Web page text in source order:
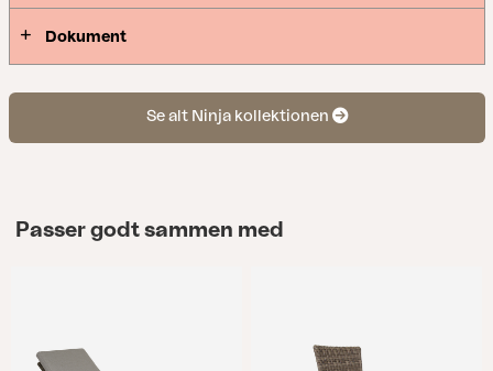
Dokument
Se alt Ninja kollektionen
Passer godt sammen med